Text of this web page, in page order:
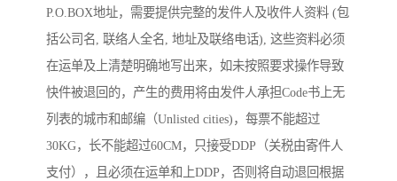
P.O.BOX地址，需要提供完整的发件人及收件人资料 (包
括公司名, 联络人全名, 地址及联络电话), 这些资料必须
在运单及上清楚明确地写出来，如未按照要求操作导致
快件被退回的，产生的费用将由发件人承担Code书上无
列表的城市和邮编（Unlisted cities)，每票不能超过
30KG，长不能超过60CM，只接受DDP（关税由寄件人
支付），且必须在运单和上DDP，否则将自动退回根据